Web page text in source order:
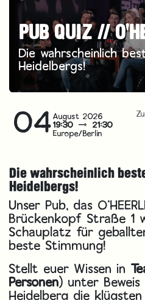
PUB QUIZ //
Die wahrscheinlich
Heidelbergs!
04August 2026
19:30 21:30
Europe/Berlin
Die wahrscheinlich
Heidelbergs!
Unser Pub, das
Brückenkopf Straße 1
Schauplatz für
beste Stimmung!
Stellt euer Wissen in
Personen) unter
Heidelberg die